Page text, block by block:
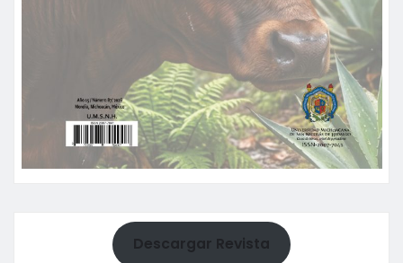
Descargar Revista